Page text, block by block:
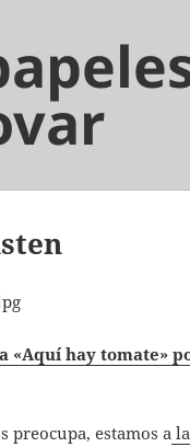
«Aquí hay tomate»
preocupa, estamos a